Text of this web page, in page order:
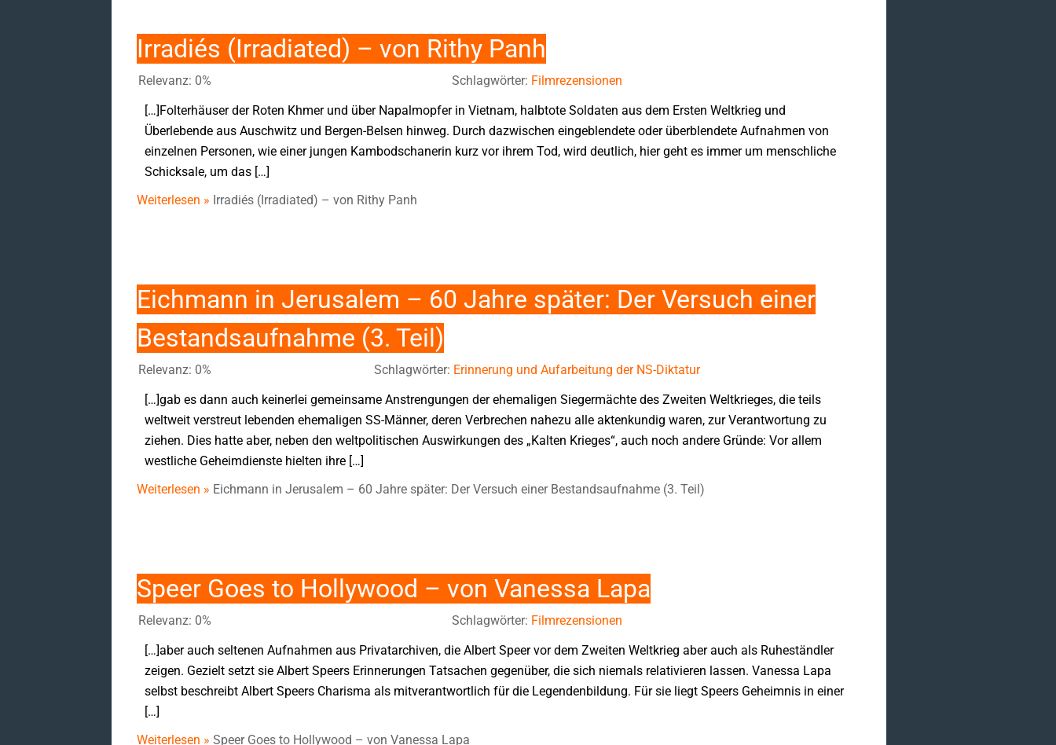
Irradiés (Irradiated) – von Rithy Panh
Relevanz: 0% Schlagwörter: Filmrezensionen
[…]Folterhäuser der Roten Khmer und über Napalmopfer in Vietnam, halbtote Soldaten aus dem Ersten Weltkrieg und
Überlebende aus Auschwitz und Bergen-Belsen hinweg. Durch dazwischen eingeblendete oder überblendete Aufnahmen von
einzelnen Personen, wie einer jungen Kambodschanerin kurz vor ihrem Tod, wird deutlich, hier geht es immer um menschliche
Schicksale, um das […]
Weiterlesen » Irradiés (Irradiated) – von Rithy Panh
Eichmann in Jerusalem – 60 Jahre später: Der Versuch einer
Bestandsaufnahme (3. Teil)
Relevanz: 0% Schlagwörter: Erinnerung und Aufarbeitung der NS-Diktatur
[…]gab es dann auch keinerlei gemeinsame Anstrengungen der ehemaligen Siegermächte des Zweiten Weltkrieges, die teils
weltweit verstreut lebenden ehemaligen SS-Männer, deren Verbrechen nahezu alle aktenkundig waren, zur Verantwortung zu
ziehen. Dies hatte aber, neben den weltpolitischen Auswirkungen des „Kalten Krieges“, auch noch andere Gründe: Vor allem
westliche Geheimdienste hielten ihre […]
Weiterlesen » Eichmann in Jerusalem – 60 Jahre später: Der Versuch einer Bestandsaufnahme (3. Teil)
Speer Goes to Hollywood – von Vanessa Lapa
Relevanz: 0% Schlagwörter: Filmrezensionen
[…]aber auch seltenen Aufnahmen aus Privatarchiven, die Albert Speer vor dem Zweiten Weltkrieg aber auch als Ruheständler
zeigen. Gezielt setzt sie Albert Speers Erinnerungen Tatsachen gegenüber, die sich niemals relativieren lassen. Vanessa Lapa
selbst beschreibt Albert Speers Charisma als mitverantwortlich für die Legendenbildung. Für sie liegt Speers Geheimnis in einer
[…]
Weiterlesen » Speer Goes to Hollywood – von Vanessa Lapa